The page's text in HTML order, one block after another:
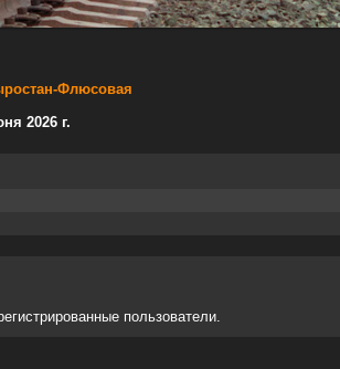
Флюсовая
2026 г.
пользователи.